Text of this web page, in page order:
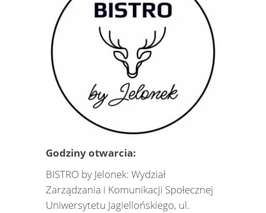
Godziny otwarcia:
BISTRO by Jelonek: Wydział
Zarządzania i Komunikacji Społecznej
Uniwersytetu Jagiellońskiego, ul.